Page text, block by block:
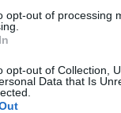
opt-out of processing
opt-out of Collection,
Data that Is